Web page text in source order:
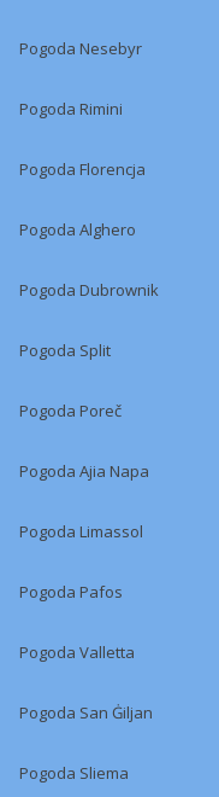
Pogoda Nesebyr
Pogoda Rimini
Pogoda Florencja
Pogoda Alghero
Pogoda Dubrownik
Pogoda Split
Pogoda Poreč
Pogoda Ajia Napa
Pogoda Limassol
Pogoda Pafos
Pogoda Valletta
Pogoda San Ġiljan
Pogoda Sliema